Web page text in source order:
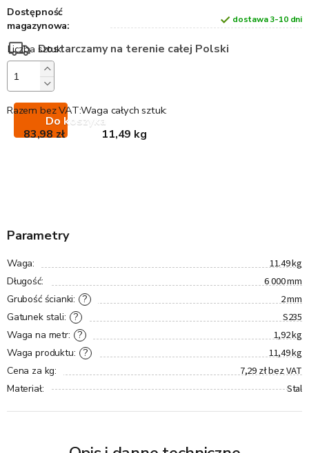
Dostępność
magazynowa:
dostawa 3-10 dni
Dostarczamy na terenie całej Polski
Do koszyka
Waga całych sztuk:
11,49 kg
Razem bez VAT:
83,98 zł
Parametry
Waga: 11.49 kg
Długość: 6 000 mm
?
Grubość ścianki: 2 mm
?
Gatunek stali: S235
?
Waga na metr: 1,92 kg
?
Waga produktu: 11,49 kg
Cena za kg: 7,29 zł bez VAT
Materiał: Stal